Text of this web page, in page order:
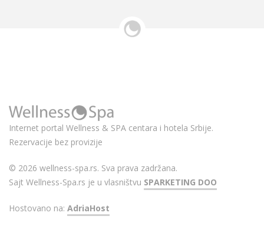
Internet portal Wellness & SPA centara i hotela Srbije.
Rezervacije bez provizije
© 2026 wellness-spa.rs. Sva prava zadržana.
Sajt Wellness-Spa.rs je u vlasništvu SPARKETING DOO
Hostovano na: AdriaHost